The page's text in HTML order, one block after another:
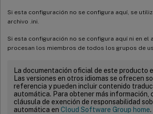
Si esta configuración no se configura aquí, se
archivo .ini.
Si esta configuración no se configura aquí ni en el
procesan los miembros de todos los grupos de
La documentación oficial de este producto
Las versiones en otros idiomas se ofrecen
referencia y pueden incluir contenido
automática. Para obtener más información,
cláusula de exención de responsabilidad
automática en Cloud Software Group home.